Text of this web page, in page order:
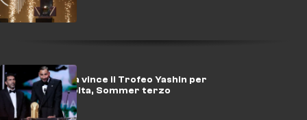
Donnarumma vince il Trofeo Yashin per
la seconda volta, Sommer terzo